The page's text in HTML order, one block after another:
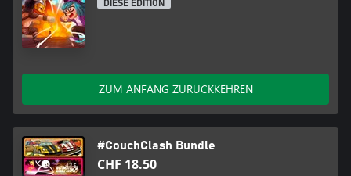
DIESE EDITION
ZUM ANFANG ZURÜCKKEHREN
#CouchClash Bundle
CHF 18.50